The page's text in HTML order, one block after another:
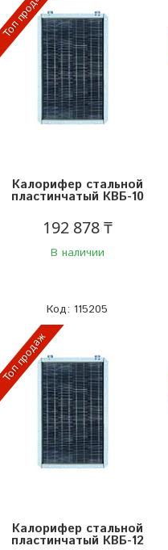
Топ продаж
Калорифер стальной
пластинчатый КВБ-10
192 878 ₸
В наличии
115205
Топ продаж
Калорифер стальной
пластинчатый КВБ-12